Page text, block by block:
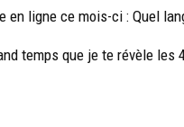
ligne ce mois-ci : Quel
temps que je te révèle les